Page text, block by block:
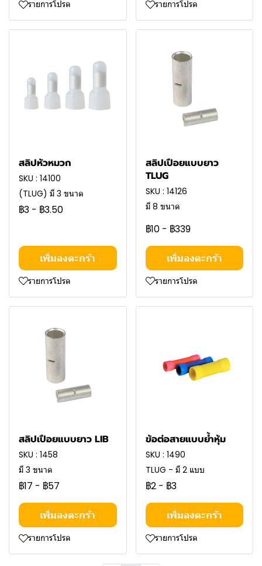
รายการโปรด
รายการโปรด
สลิปหัวหมวก
SKU : 14100
(TLUG) มี 3 ขนาด
฿3 - ฿3.50
เพิ่มลงตะกร้า
รายการโปรด
สลิปเปือยแบบยาว
TLUG
SKU : 14126
มี 8 ขนาด
฿10- ฿339
เพิ่มลงตะกร้า
รายการโปรด
สลิปเปือยแบบยาว LIB
SKU : 1458
มี 3 ขนาด
฿17 - ฿57
เพิ่มลงตะกร้า
รายการโปรด
ข้อต่อสายแบบย้ำหุ้ม
SKU : 1490
TLUG - มี 2 แบบ
฿2- ฿3
เพิ่มลงตะกร้า
รายการโปรด